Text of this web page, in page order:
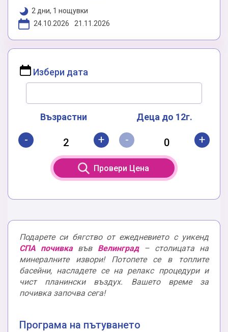
2 дни, 1 нощувки
24.10.2026
21.11.2026
Избери дата
Възрастни Деца до 12г.
Подарете си бягство от ежедневието с уикенд
СПА почивкавъв Велинград– столицата на
минералните извори! Потопете се в топлите
басейни, насладете се на релакс процедури и
чист планински въздух. Вашето време за
почивка започва сега!
Програма на пътуването